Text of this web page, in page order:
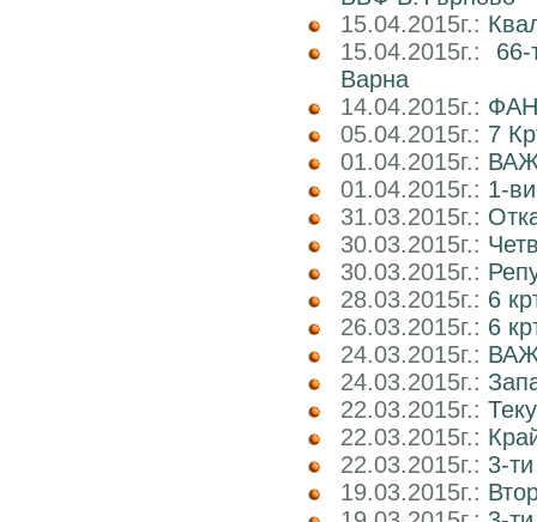
15.04.2015г.:
15.04.2015г.:
Варна
14.04.2015г.:
05.04.2015г.: 7
01.04.2015г.:
01.04.2015г.: 1-
31.03.2015г.:
30.03.2015г.:
30.03.2015г.:
28.03.2015г.: 6
26.03.2015г.: 6
24.03.2015г.:
24.03.2015г.:
22.03.2015г.:
22.03.2015г.:
22.03.2015г.: 3-
19.03.2015г.: